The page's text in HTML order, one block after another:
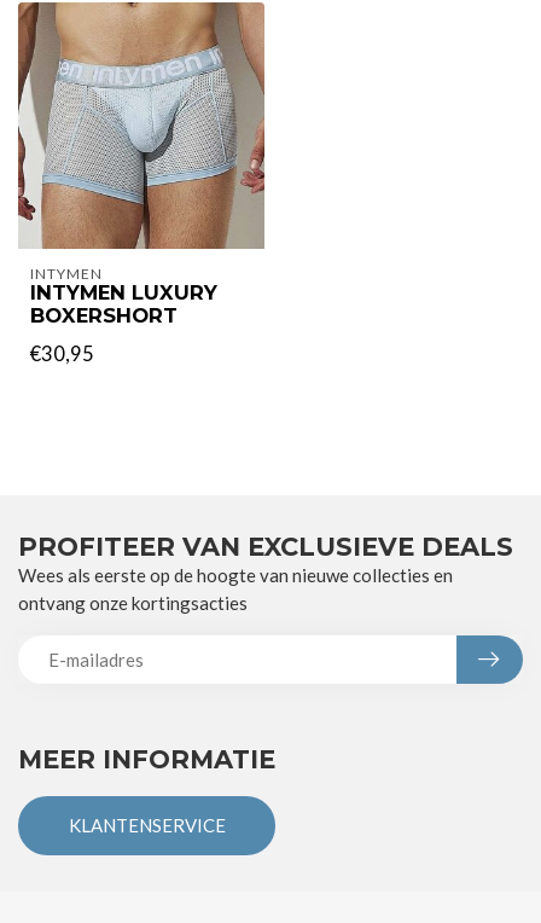
INTYMEN
INTYMEN LUXURY
BOXERSHORT
€30,95
MEER INFORMATIE
KLANTENSERVICE
PROFITEER VAN EXCLUSIEVE DEALS
Wees als eerste op de hoogte van nieuwe collecties en
ontvang onze kortingsacties